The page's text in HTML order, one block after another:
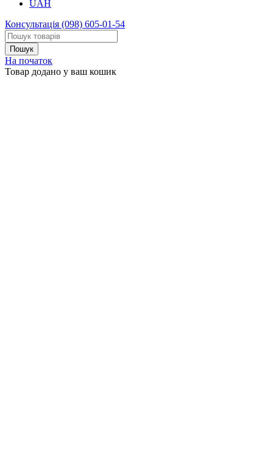
UAH
Консультація (098) 605-01-54
На початок
Товар додано у ваш кошик